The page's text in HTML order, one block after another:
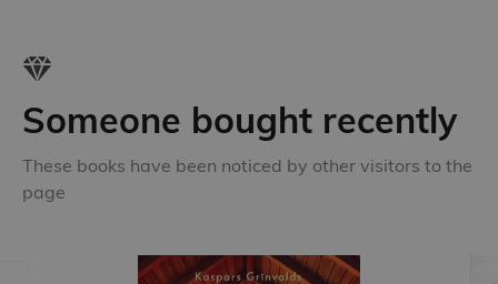
Someone bought recently
These books have been noticed by other visitors to the
page